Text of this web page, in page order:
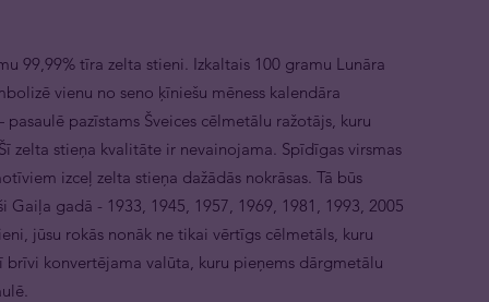
99,99% tīra zelta stieni. Izkaltais 100 gramu Lunāra
vienu no seno ķīniešu mēness kalendāra
pazīstams Šveices cēlmetālu ražotājs, kuru
zelta stieņa kvalitāte ir nevainojama. Spīdīgas virsmas
izceļ zelta stieņa dažādās nokrāsas. Tā būs
gadā - 1933, 1945, 1957, 1969, 1981, 1993, 2005
jūsu rokās nonāk ne tikai vērtīgs cēlmetāls, kuru
konvertējama valūta, kuru pieņems dārgmetālu